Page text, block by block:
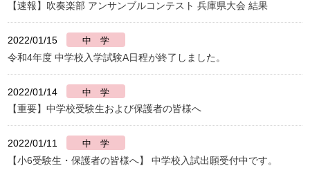
【速報】吹奏楽部 アンサンブルコンテスト 兵庫県大会 結果
2022/01/15
令和4年度 中学校入学試験A日程が終了しました。
2022/01/14
【重要】中学校受験生および保護者の皆様へ
2022/01/11
【小6受験生・保護者の皆様へ】 中学校入試出願受付中です。